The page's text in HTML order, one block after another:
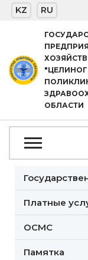
Перейти
содержимому
KZ RU
ОБЛАСТИ
Платные
ОСМС
Памятка